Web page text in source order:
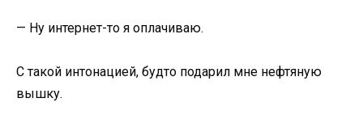
— Ну интернет-то я оплачиваю.
С такой интонацией, будто подарил мне нефтяную
вышку.